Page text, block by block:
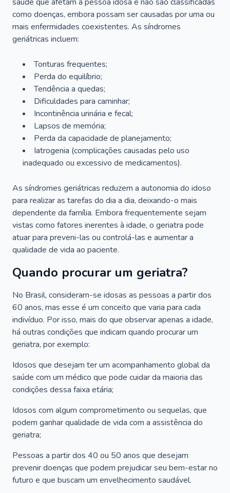
como doenças, embora possam ser causadas por uma ou
mais enfermidades coexistentes. As síndromes
geriátricas incluem:
Tonturas frequentes;
Perda do equilíbrio;
Tendência a quedas;
Dificuldades para caminhar;
Incontinência urinária e fecal;
Lapsos de memória;
Perda da capacidade de planejamento;
Iatrogenia (complicações causadas pelo uso
inadequado ou excessivo de medicamentos).
As síndromes geriátricas reduzem a autonomia do idoso
para realizar as tarefas do dia a dia, deixando-o mais
dependente da família. Embora frequentemente sejam
vistas como fatores inerentes à idade, o geriatra pode
atuar para preveni-las ou controlá-las e aumentar a
qualidade de vida ao paciente.
Quando procurar um geriatra?
No Brasil, consideram-se idosas as pessoas a partir dos
60 anos, mas esse é um conceito que varia para cada
indivíduo. Por isso, mais do que observar apenas a idade,
há outras condições que indicam quando procurar um
geriatra, por exemplo:
Idosos que desejam ter um acompanhamento global da
saúde com um médico que pode cuidar da maioria das
condições dessa faixa etária;
Idosos com algum comprometimento ou sequelas, que
podem ganhar qualidade de vida com a assistência do
geriatra;
Pessoas a partir dos 40 ou 50 anos que desejam
prevenir doenças que podem prejudicar seu bem-estar no
futuro e que buscam um envelhecimento saudável.